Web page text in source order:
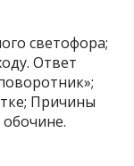
светофора;
Ответ
Причины